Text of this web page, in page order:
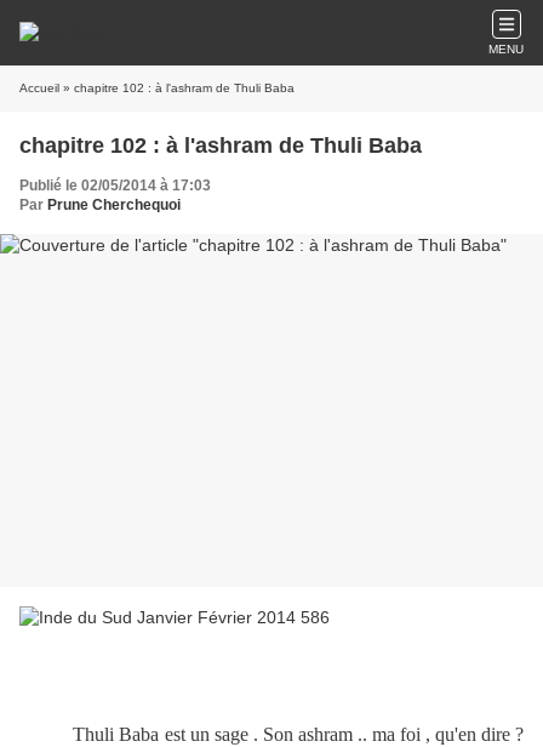
MENU
Accueil » chapitre 102 : à l'ashram de Thuli Baba
chapitre 102 : à l'ashram de Thuli Baba
Publié le 02/05/2014 à 17:03
Par Prune Cherchequoi
Thuli Baba est un sage . Son ashram .. ma foi , qu'en dire ?